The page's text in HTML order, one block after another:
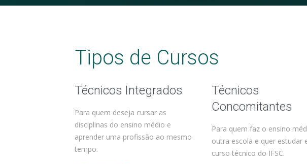
Tipos de Cursos
Técnicos Integrados
Para quem deseja cursar as
disciplinas do ensino médio e
aprender uma profissão ao mesmo
tempo.
Técnicos
Concomitantes
Para quem faz o ensino
outra escola e quer estudar
curso técnico do IFSC.